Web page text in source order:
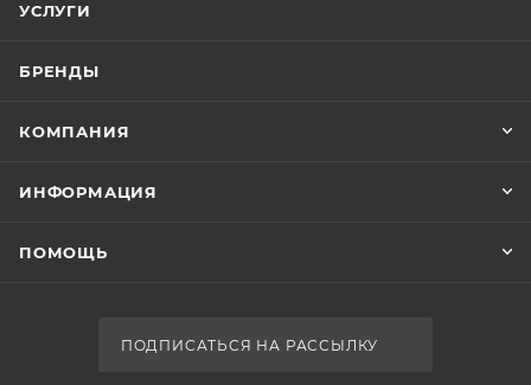
УСЛУГИ
БРЕНДЫ
КОМПАНИЯ
ИНФОРМАЦИЯ
ПОМОЩЬ
ПОДПИСАТЬСЯ НА РАССЫЛКУ